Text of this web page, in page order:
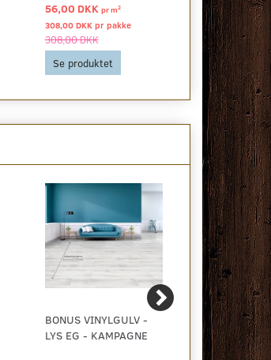
56,00 DKK prm2
308,00 DKK pr pakke
308,00 DKK
Se produktet
16,93 DKK
487,50 DKK pr
487,50 DKK
Se
BONUS VINYLGULV -
LYS EG - KAMPAGNE
SILENT PRO